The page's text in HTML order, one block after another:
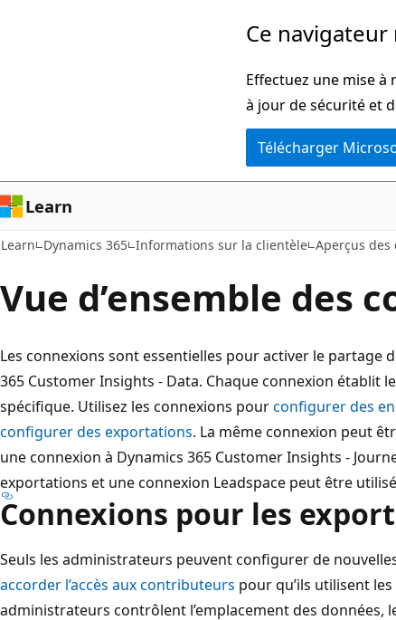
Ce navigateur
Effectuez une mise
à jour de sécurité et
Télécharger
Learn
Learn Dynamics 365 Informations sur la clientèle Aperçus
Vue d’ensemble des
Les connexions sont essentielles pour activer le partage
365 Customer Insights - Data. Chaque connexion établit
spécifique. Utilisez les connexions pourconfigurer des
configurer des exportations. La même connexion peut
une connexion à Dynamics 365 Customer Insights -
exportations et une connexion Leadspace peut être
Connexions pour les
Seuls les administrateurs peuvent configurer de
accorder l’accès aux contributeurs pour qu’ils utilisent
administrateurs contrôlent l’emplacement des données,